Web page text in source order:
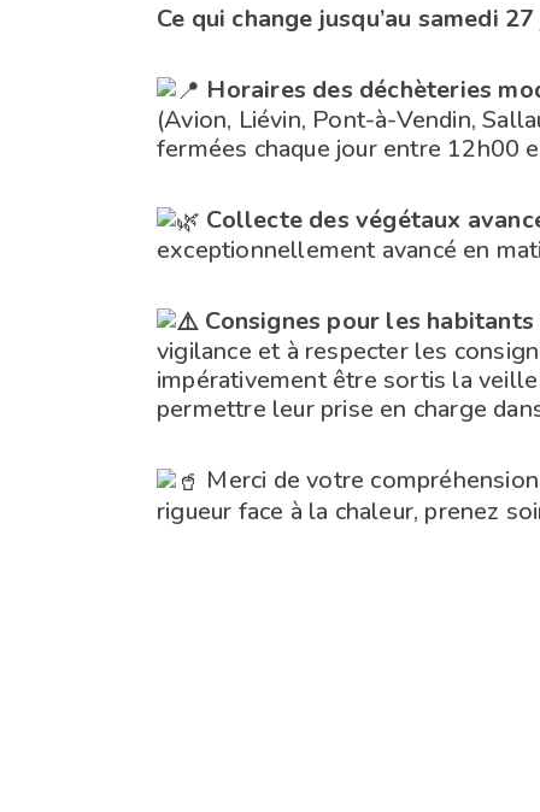
Ce qui change jusqu’au samedi
Horaires des déchèteries
(Avion, Liévin, Pont-à-Vendin,
fermées chaque jour entre 12h00
Collecte des végétaux
exceptionnellement avancé en
Consignes pour les habitants
vigilance et à respecter les
impérativement être sortis la
permettre leur prise en charge
Merci de votre
rigueur face à la chaleur, prenez